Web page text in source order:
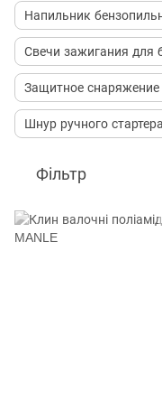
Напильник
Свечи зажигания для
Защитное снаряжение
Шнур ручного
Фільтр